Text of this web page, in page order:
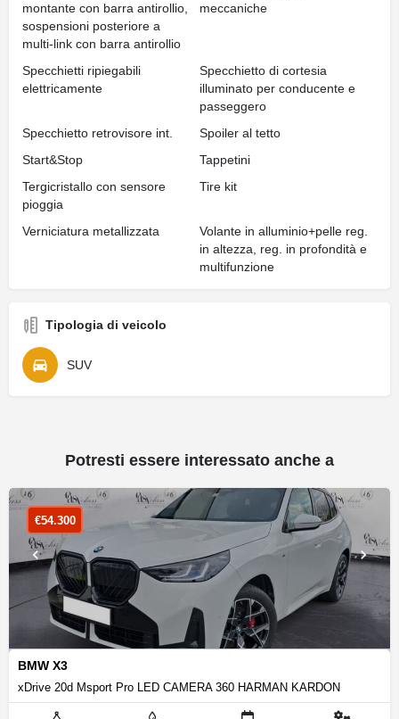
montante con barra antirollio,
sospensioni posteriore a
multi-link con barra antirollio
meccaniche
Specchietti ripiegabili
elettricamente
Specchietto di cortesia
illuminato per conducente e
passeggero
Specchietto retrovisore int.
Spoiler al tetto
Start&Stop
Tappetini
Tergicristallo con sensore
pioggia
Tire kit
Verniciatura metallizzata
Volante in alluminio+pelle reg.
in altezza, reg. in profondità e
multifunzione
Tipologia di veicolo
SUV
Potresti essere interessato anche a
BMW X3
xDrive 20d Msport Pro LED CAMERA 360 HARMAN KARDON
€54.300